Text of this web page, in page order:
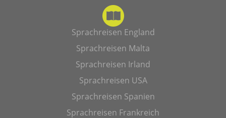
Sprachreisen England
Sprachreisen Malta
Sprachreisen Irland
Sprachreisen USA
Sprachreisen Spanien
Sprachreisen Frankreich